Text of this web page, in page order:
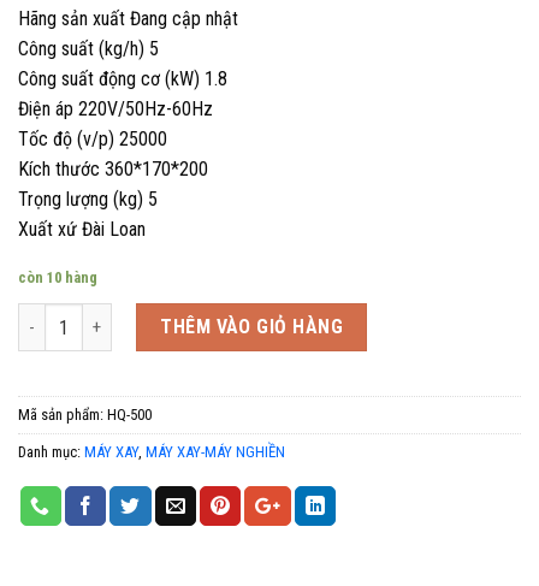
Hãng sản xuất Đang cập nhật
Công suất (kg/h) 5
Công suất động cơ (kW) 1.8
Điện áp 220V/50Hz-60Hz
Tốc độ (v/p) 25000
Kích thước 360*170*200
Trọng lượng (kg) 5
Xuất xứ Đài Loan
còn 10 hàng
Số lượng THÊM VÀO GIỎ HÀNG
Mã sản phẩm: HQ-500
Danh mục: MÁY XAY, MÁY XAY-MÁY NGHIỀN